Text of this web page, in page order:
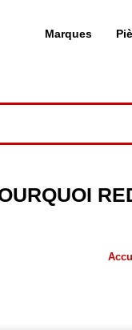
Marques